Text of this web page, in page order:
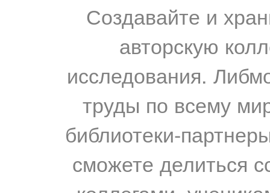
Создавайте и
авторскую
исследования.
труды по всему
библиотеки-
сможете делиться